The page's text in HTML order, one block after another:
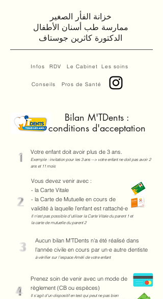
خزانة الفأر الصغير
ممارسة طب أسنان الأطفال
الدكتورة كاثرين جوستاف
RDV Le Cabinet Les soins
Conseils
Infos
Pros de Santé
Bilan M'TDents :
conditions d'acceptation
Votre enfant doit avoir plus de 3 ans.
Exemple : invitation pour les 3 ans --> votre enfant ne doit pas avoir 2
ans et 11 mois
Vous devez venir avec :
- la Carte Vitale
- la Carte de Mutuelle en cours de
validité à laquelle l'enfant est rattaché·e
Il n'est pas possible d'utiliser la Carte Vitale du parent 1 et
la carte de mutuelle du parent 2
Aucun bilan M'TDents n'a été réalisé dans
l'année civile en cours par un·e autre dentiste
à vérifier sur l'espace Améli de votre enfant
Prenez soin de venir avec un mode de
règlement (CB ou espèces)
Il s'agit d'un dispositif en test qui peut ne pas bien